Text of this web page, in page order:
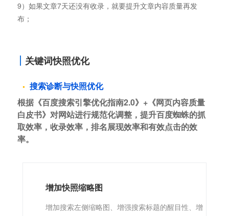
9）如果文章7天还没有收录，就要提升文章内容质量再发
布；
关键词快照优化
搜索诊断与快照优化
根据《百度搜索引擎优化指南2.0》+《网页内容质量
白皮书》对网站进行规范化调整，提升百度蜘蛛的抓
取效率，收录效率，排名展现效率和有效点击的效
率。
增加快照缩略图
增加搜索左侧缩略图、增强搜索标题的醒目性、增